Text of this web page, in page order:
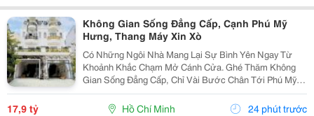
Không Gian Sống Đẳng Cấp, Cạnh Phú Mỹ
Hưng, Thang Máy Xin Xò
Có Những Ngôi Nhà Mang Lại Sự Bình Yên Ngay Từ
Khoảnh Khắc Chạm Mở Cánh Cửa. Ghé Thăm Không
Gian Sống Đẳng Cấp, Chỉ Vài Bước Chân Tới Phú Mỹ
Hưng: - Vị Trí: Kdc Tân Mỹ, Đường Rộng 20M Thông
Thoáng - Diện Tích: 5 &Times; 18M &Bull; 1 Trệt 3 Lầu...
17,9 tỷ Hồ Chí Minh 24 phút trước